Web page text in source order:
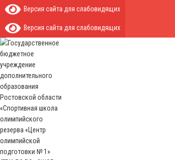
Версия сайта для слабовидящих
Версия сайта для слабовидящих